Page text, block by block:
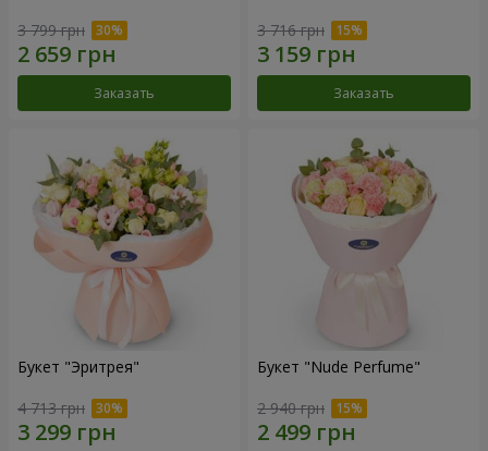
3 799 грн
Заказать
3 716 грн
Заказать
Букет "Эритрея"
4 713 грн
Букет "Nude Perfume"
2 940 грн